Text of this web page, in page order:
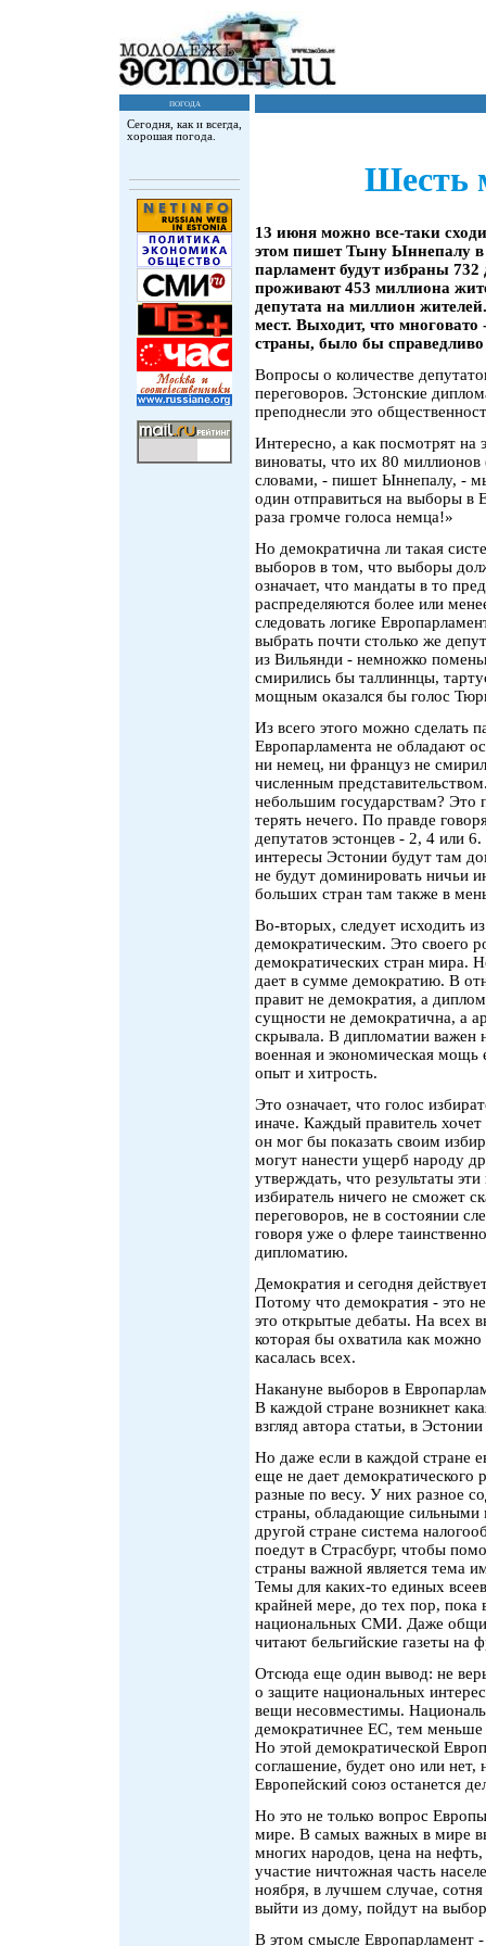
погода
Сегодня, как и всегда,
хорошая погода.
Шесть
13 июня можно все-таки
этом пишет Тыну Ыннепалу
парламент будут избраны 732
проживают 453 миллиона
депутата на миллион
мест. Выходит, что
страны, было бы
Вопросы о количестве
переговоров. Эстонские
преподнесли это
Интересно, а как посмотрят
виноваты, что их 80
словами, - пишет Ыннепалу, -
один отправиться на выборы в
раза громче голоса немца!»
Но демократична ли такая
выборов в том, что выборы
означает, что мандаты в то
распределяются более или
следовать логике
выбрать почти столько же
из Вильянди - немножко
смирились бы таллиннцы,
мощным оказался бы голос
Из всего этого можно сделать
Европарламента не обладают
ни немец, ни француз не
численным
небольшим государствам? Это
терять нечего. По правде
депутатов эстонцев - 2, 4 или
интересы Эстонии будут там
не будут доминировать ничьи
больших стран там также в
Во-вторых, следует исходить
демократическим. Это своего
демократических стран мира.
дает в сумме демократию. В
правит не демократия, а
сущности не демократична, а
скрывала. В дипломатии важен
военная и экономическая мощь
опыт и хитрость.
Это означает, что голос
иначе. Каждый правитель хочет
он мог бы показать своим
могут нанести ущерб народу
утверждать, что результаты
избиратель ничего не сможет
переговоров, не в состоянии
говоря уже о флере
дипломатию.
Демократия и сегодня
Потому что демократия - это
это открытые дебаты. На всех
которая бы охватила как
касалась всех.
Накануне выборов в
В каждой стране возникнет
взгляд автора статьи, в
Но даже если в каждой стране
еще не дает демократического
разные по весу. У них разное
страны, обладающие сильными
другой стране система
поедут в Страсбург, чтобы
страны важной является тема
Темы для каких-то единых
крайней мере, до тех пор, пока
национальных СМИ. Даже
читают бельгийские газеты на
Отсюда еще один вывод: не
о защите национальных
вещи несовместимы.
демократичнее ЕС, тем меньше
Но этой демократической
соглашение, будет оно или
Европейский союз останется
Но это не только вопрос
мире. В самых важных в мире
многих народов, цена на
участие ничтожная часть
ноября, в лучшем случае,
выйти из дому, пойдут на
В этом смысле Европарламент